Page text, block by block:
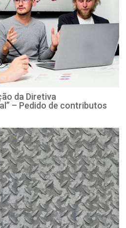
da Diretiva
– Pedido de contributos